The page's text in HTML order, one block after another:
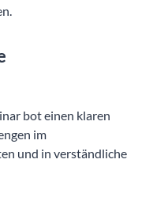
bot einen klaren
im
und in verständliche